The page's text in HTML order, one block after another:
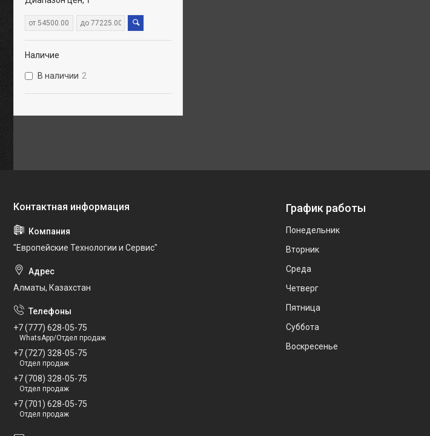
Наличие
В наличии 2
"Европейские Технологии и Сервис"
Алматы, Казахстан
+7 (777) 628-05-75
WhatsApp/Отдел продаж
+7 (727) 328-05-75
Отдел продаж
+7 (708) 328-05-75
Отдел продаж
+7 (701) 628-05-75
Отдел продаж
График работы
Понедельник
Вторник
Среда
Четверг
Пятница
Суббота
Воскресенье